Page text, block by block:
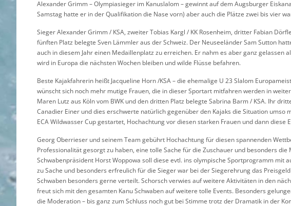
Alexander Grimm – Olympiasieger im Kanuslalom – gewinnt auf dem Augsburger
Samstag hatte er in der Qualifikation die Nase vorn) aber auch die Plätze zwei bis vier
Sieger Alexander Grimm / KSA, zweiter Tobias Kargl / KK Rosenheim, dritter Fabian
fünften Platz belegte Sven Lämmler aus der Schweiz. Der Neuseeländer Sam Sutton
auch in diesem Jahr einen Medaillenplatz zu erreichen. Er nahm es aber ganz gelassen
wird in Europa die nächsten Wochen bleiben und wilde Flüsse befahren.
Beste Kajakfahrerin heißt Jacqueline Horn /KSA – die ehemalige U 23 Slalom
wünscht sich noch mehr mutige Frauen, die in dieser Sportart mitfahren werden in
Maren Lutz aus Köln vom BWK und den dritten Platz belegte Sabrina Barm / KSA. Ihr
Canadier Einer und dies erschwerte natürlich gegenüber den Kajaks die Situation umso
ECA Wildwasser Cup gestartet, Hochachtung vor diesen starken Frauen und dann diese
Georg Oberrieser und seinem Team gebührt Hochachtung für diesen spannenden
Professionalität gesorgt zu haben, eine tolle Sache für die Zuschauer und besonders
Schwabenpräsident Horst Woppowa soll diese evtl. ins olympische Sportprogramm mit
zu Sache und besonders erfreulich für die Sieger war bei der Siegerehrung das
Schwaben besonders gerne verteilt. Schorsch verwies auf weitere Aktivitäten in den
freut sich mit den gesamten Kanu Schwaben auf weitere tolle Events. Besonders
die Moderation – bis ganz zum Schluss noch gut bei Stimme trotz der Dramatik in der